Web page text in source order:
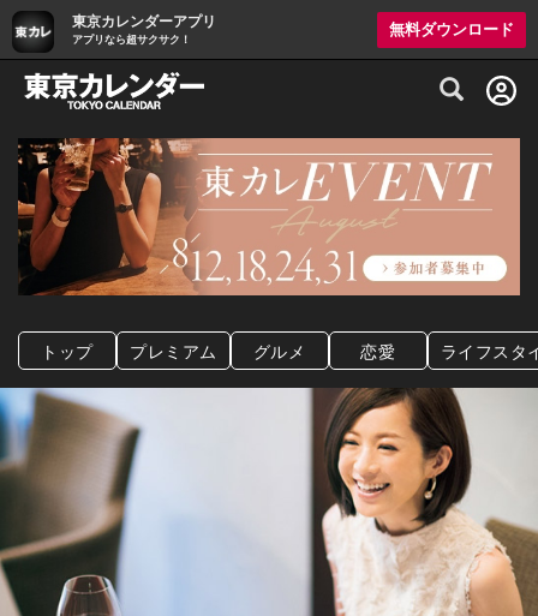
東京カレンダーアプリ
アプリなら超サクサク！
無料ダウンロード
グルメ情報・プレミアムレストラン予約
トップ プレミアム グルメ 恋愛 ライフスタ